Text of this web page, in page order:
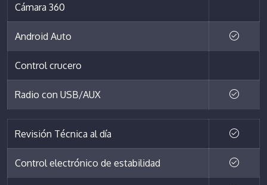
Cámara 360
Android Auto
Control crucero
Radio con USB/AUX
Revisión Técnica al día
Control electrónico de estabilidad